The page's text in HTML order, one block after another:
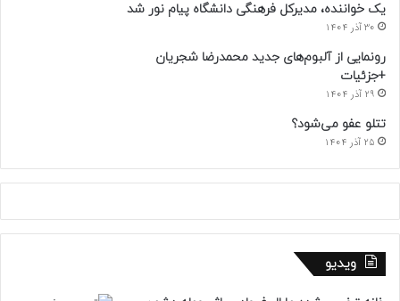
یک خواننده، مدیرکل فرهنگی دانشگاه پیام نور شد
30 آذر 1404
رونمایی از آلبوم‌های جدید محمدرضا شجریان
+جزئیات
29 آذر 1404
تتلو عفو می‌شود؟
25 آذر 1404
ویدیو